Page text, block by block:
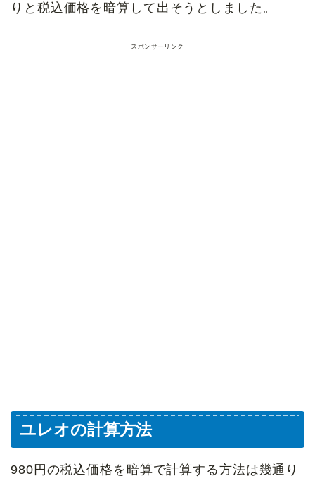
りと税込価格を暗算して出そうとしました。
スポンサーリンク
ユレオの計算方法
980円の税込価格を暗算で計算する方法は幾通り